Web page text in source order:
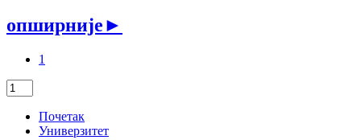
опширније►
1
Почетак
Универзитет